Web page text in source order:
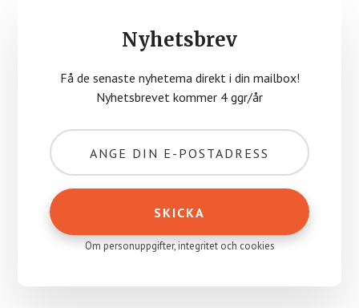
Nyhetsbrev
Få de senaste nyhetema direkt i din mailbox!
Nyhetsbrevet kommer 4 ggr/år
Om personuppgifter, integritet och cookies